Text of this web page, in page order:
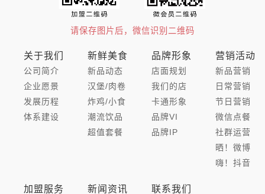
请保存图片后，微信识别二维码
关于我们
公司简介
企业愿景
发展历程
体系建设
新鲜美食
新品动态
汉堡/肉卷
炸鸡/小食
潮流饮品
超值套餐
品牌形象
店面规划
我们的店
卡通形象
品牌VI
品牌IP
营销活动
新品营销
日常营销
节日营销
微信点餐
社群运营
晒！微博
嗨！抖音
加盟服务 新闻资讯 联系我们